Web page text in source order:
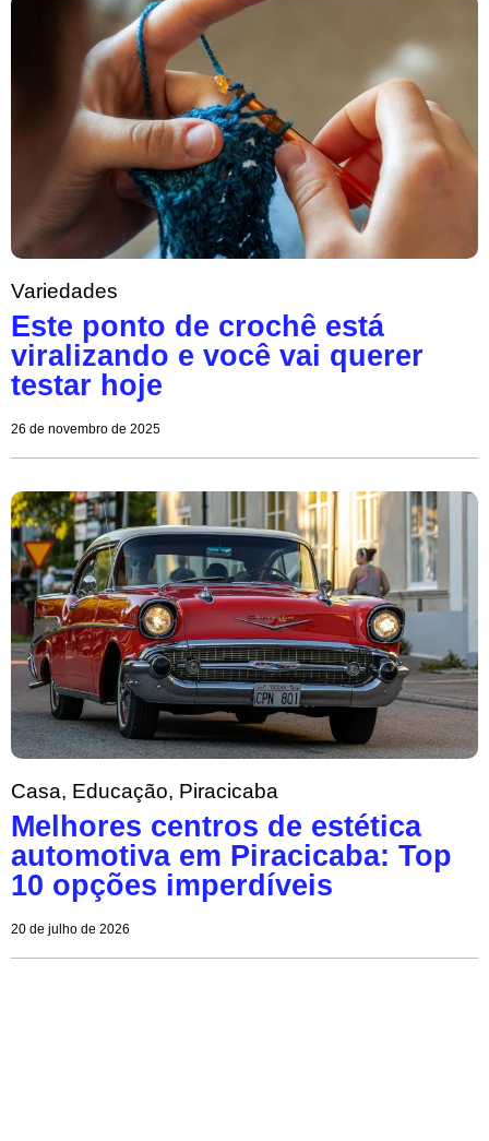
Variedades
Este ponto de crochê está
viralizando e você vai querer
testar hoje
26 de novembro de 2025
Casa, Educação, Piracicaba
Melhores centros de estética
automotiva em Piracicaba: Top
10 opções imperdíveis
20 de julho de 2026